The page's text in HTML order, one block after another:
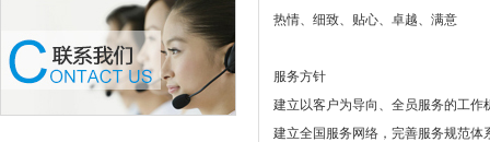
热情、细致、贴心、卓越、满意
服务方针
建立以客户为导向、全员服务的工作
建立全国服务网络，完善服务规范体